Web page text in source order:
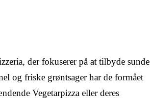
der fokuserer på at tilbyde sunde
og friske grøntsager har de formået
Vegetarpizza eller deres